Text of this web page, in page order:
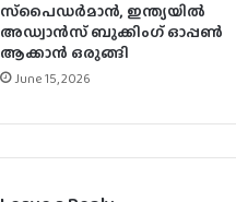
സ്‌പൈഡർമാൻ, ഇന്ത്യയിൽ
അഡ്വാൻസ് ബുക്കിംഗ് ഓപ്പൺ
ആക്കാൻ ഒരുങ്ങി
June 15, 2026